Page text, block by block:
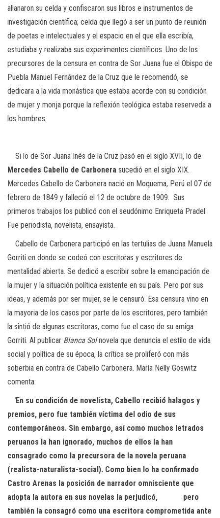
allanaron su celda y confiscaron sus libros e instrumentos de
investigación científica; celda que llegó a ser un punto de reunión
de poetas e intelectuales y el espacio en el que ella escribía,
estudiaba y realizaba sus experimentos científicos. Uno de los
precursores de la censura en contra de Sor Juana fue el Obispo de
Puebla Manuel Fernández de la Cruz que le recomendó, se
dedicara a la vida monástica que estaba acorde con su condición
de mujer y monja porque la reflexión teológica estaba reserveda a
los hombres.
Si lo de Sor Juana Inés de la Cruz pasó en el siglo XVII, lo de
Mercedes Cabello de Carbonera sucedió en el siglo XIX.
Mercedes Cabello de Carbonera nació en Moquema, Perú el 07 de
febrero de 1849 y falleció el 12 de octubre de 1909. Sus
primeros trabajos los publicó con el seudónimo Enriqueta Pradel.
Fue periodista, novelista, ensayista.
Cabello de Carbonera participó en las tertulias de Juana Manuela
Gorriti en donde se codeó con escritoras y escritores de
mentalidad abierta. Se dedicó a escribir sobre la emancipación de
la mujer y la situación política existente en su país. Pero por sus
ideas, y además por ser mujer, se le censuró. Esa censura vino en
la mayoria de los casos por parte de los escritores, pero también
la sintió de algunas escritoras, como fue el caso de su amiga
Gorriti. Al publicar Blanca Solnovela que denuncia el estilo de vida
social y política de su época, la crítica se proliferó con más
soberbia en contra de Cabello Carbonera. María Nelly Goswitz
comenta:
“En su condición de novelista, Cabello recibió halagos y
premios, pero fue también víctima del odio de sus
contemporáneos. Sin embargo, así como muchos letrados
peruanos la han ignorado, muchos de ellos la han
consagrado como la precursora de la novela peruana
(realista-naturalista-social). Como bien lo ha confirmado
Castro Arenas la posición de narrador omnisciente que
adopta la autora en sus novelas la perjudicó, pero
también la consagró como una escritora comprometida ante